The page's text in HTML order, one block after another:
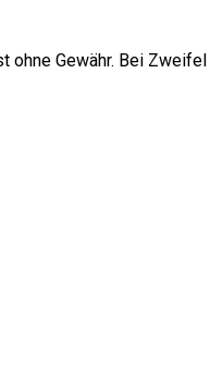
Gewähr. Bei